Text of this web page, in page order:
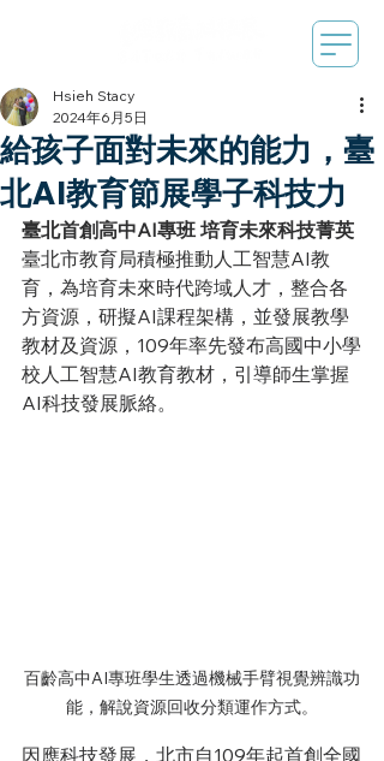
給孩子面對未來的能力，臺
北AI教育節展學子科技力
Hsieh Stacy
2024年6月5日
臺北首創高中AI專班 培育未來科技菁英
臺北市教育局積極推動人工智慧AI教
育，為培育未來時代跨域人才，整合各
方資源，研擬AI課程架構，並發展教學
教材及資源，109年率先發布高國中小學
校人工智慧AI教育教材，引導師生掌握
AI科技發展脈絡。
百齡高中AI專班學生透過機械手臂視覺辨識功
能，解說資源回收分類運作方式。
因應科技發展，北市自109年起首創全國